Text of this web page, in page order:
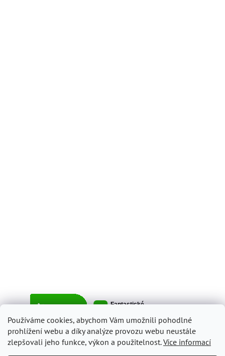
Používáme cookies, abychom Vám umožnili pohodlné
prohlížení webu a díky analýze provozu webu neustále
zlepšovali jeho funkce, výkon a použitelnost.Více informací